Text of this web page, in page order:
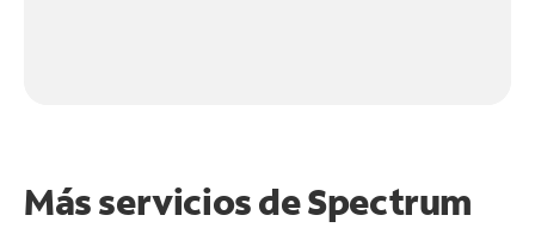
Más servicios de Spectrum